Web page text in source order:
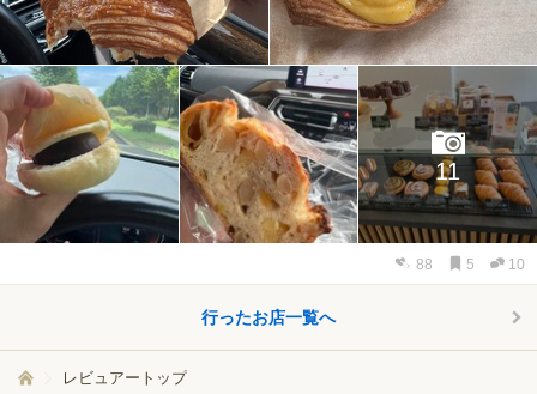
11
88 5 10
行ったお店一覧へ
レビュアートップ